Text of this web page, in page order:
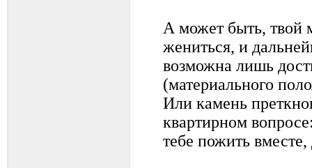
А может быть, твой
жениться, и
возможна лишь
(материального
Или камень
квартирном
тебе пожить